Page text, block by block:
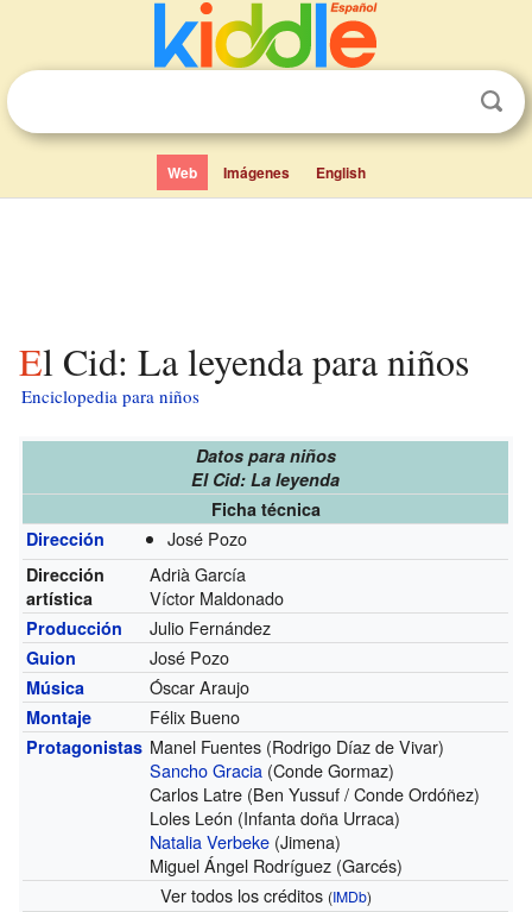
Web Imágenes English
El Cid: La leyenda para niños
Enciclopedia para niños
Datos para niños
El Cid: La leyenda
Ficha técnica
Dirección
José Pozo
Dirección
artística
Adrià García
Víctor Maldonado
Producción Julio Fernández
Guion José Pozo
Música Óscar Araujo
Montaje Félix Bueno
Protagonistas Manel Fuentes (Rodrigo Díaz de Vivar)
Sancho Gracia (Conde Gormaz)
Carlos Latre (Ben Yussuf / Conde Ordóñez)
Loles León (Infanta doña Urraca)
Natalia Verbeke (Jimena)
Miguel Ángel Rodríguez (Garcés)
Ver todos los créditos (IMDb)